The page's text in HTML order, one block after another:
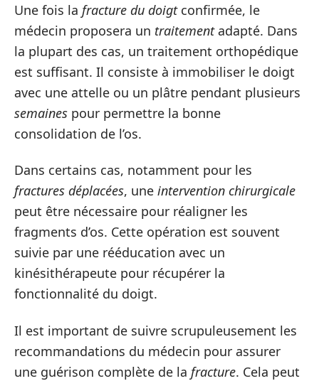
Une fois la fracture du doigtconfirmée, le
médecin proposera un traitementadapté. Dans
la plupart des cas, un traitement orthopédique
est suffisant. Il consiste à immobiliser le doigt
avec une attelle ou un plâtre pendant plusieurs
semaines pour permettre la bonne
consolidation de l’os.
Dans certains cas, notamment pour les
fractures déplacées, une intervention chirurgicale
peut être nécessaire pour réaligner les
fragments d’os. Cette opération est souvent
suivie par une rééducation avec un
kinésithérapeute pour récupérer la
fonctionnalité du doigt.
Il est important de suivre scrupuleusement les
recommandations du médecin pour assurer
une guérison complète de la fracture. Cela peut